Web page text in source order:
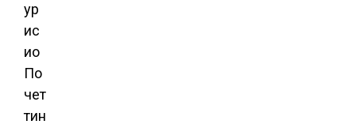
ур
ис
ио
По
чет
тин